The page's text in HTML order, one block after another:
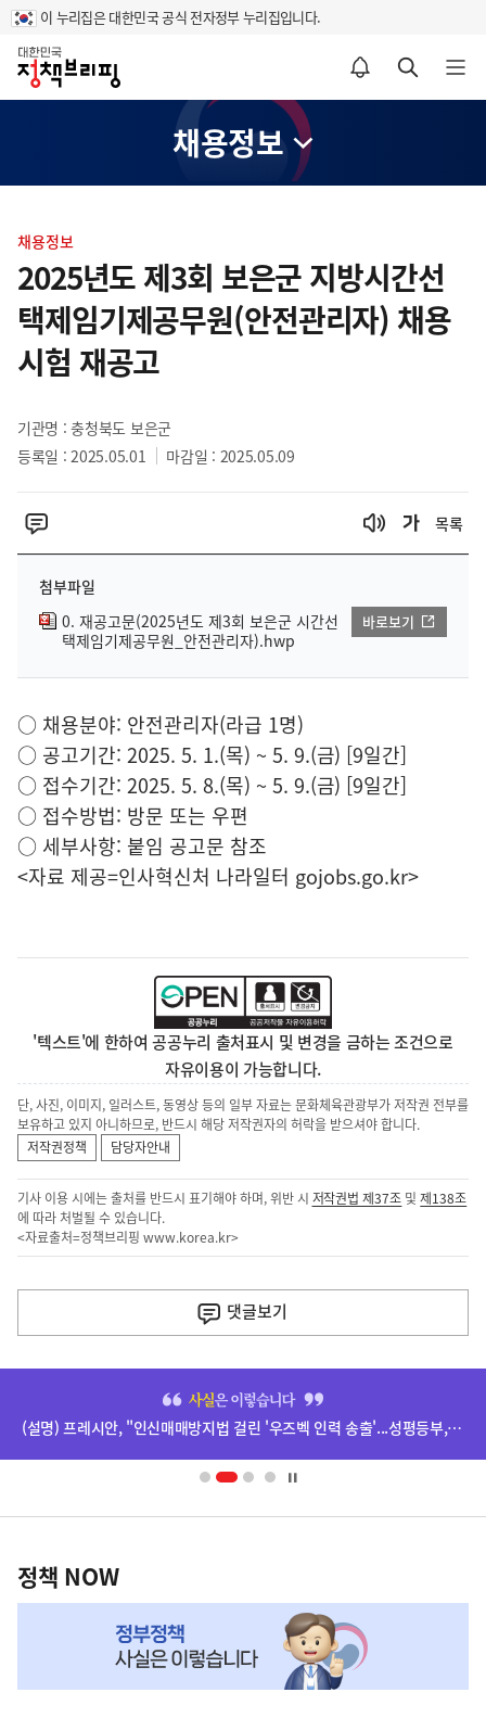
이 누리집은 대한민국 공식 전자정부 누리집입니다.
홈
알림설정 바로가기 검색 바로가기 메뉴 열기
채용정보
텐
츠
영
역
채용정보
2025년도 제3회 보은군 지방시간선
택제임기제공무원(안전관리자) 채용
시험 재공고
기관명 : 충청북도 보은군
등록일 : 2025.05.01
마감일 : 2025.05.09
목록
첨부파일
0. 재공고문(2025년도 제3회 보은군 시간선
택제임기제공무원_안전관리자).hwp
바로보기
○ 채용분야: 안전관리자(라급 1명)
○ 공고기간: 2025. 5. 1.(목) ~ 5. 9.(금) [9일간]
○ 접수기간: 2025. 5. 8.(목) ~ 5. 9.(금) [9일간]
○ 접수방법: 방문 또는 우편
○ 세부사항: 붙임 공고문 참조
<자료 제공=인사혁신처 나라일터 gojobs.go.kr>
'텍스트'에 한하여 공공누리 출처표시 및 변경을 금하는 조건으로
자유이용이 가능합니다.
단, 사진, 이미지, 일러스트, 동영상 등의 일부 자료는 문화체육관광부가 저작권 전부를
보유하고 있지 아니하므로, 반드시 해당 저작권자의 허락을 받으셔야 합니다.
저작권정책
담당자안내
기사 이용 시에는 출처를 반드시 표기해야 하며, 위반 시 저작권법 제37조 및제138조
에 따라 처벌될 수 있습니다.
<자료출처=정책브리핑 www.korea.kr>
다
음
기
사
댓글보기
영
(설명) 프레시안, "인신매매방지법 걸린 '우즈벡 인력 송출'...성평등부,노동·법무부에 개선 요청" 관련
책
NOW,
정책 NOW